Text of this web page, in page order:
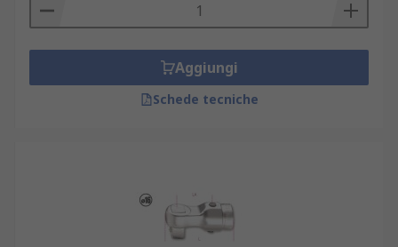
Aggiungi
Schede tecniche